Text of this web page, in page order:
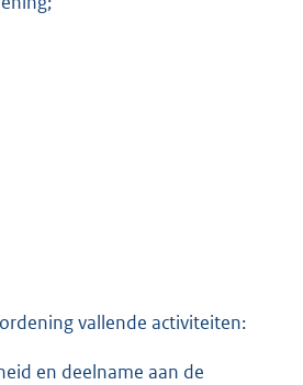
vallende activiteiten:
en deelname aan de